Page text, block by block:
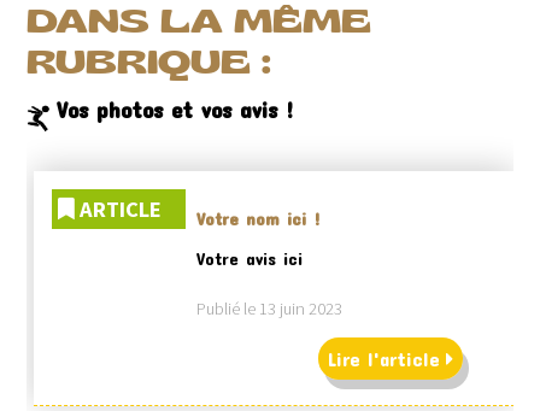
DANS LA MÊME
RUBRIQUE :
Vos photos et vos avis !
ARTICLE
Votre nom ici !
Votre avis ici
Publié le 13 juin 2023
Lire l'article